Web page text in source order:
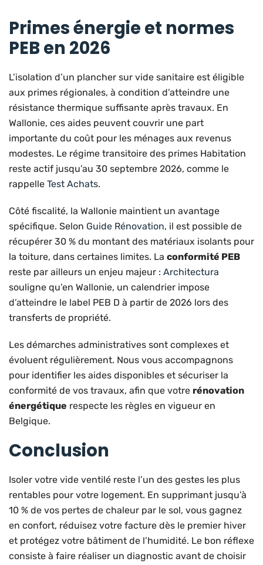
Primes énergie et normes
PEB en 2026
L’isolation d’un plancher sur vide sanitaire est éligible
aux primes régionales, à condition d’atteindre une
résistance thermique suffisante après travaux. En
Wallonie, ces aides peuvent couvrir une part
importante du coût pour les ménages aux revenus
modestes. Le régime transitoire des primes Habitation
reste actif jusqu’au 30 septembre 2026, comme le
rappelle Test Achats.
Côté fiscalité, la Wallonie maintient un avantage
spécifique. Selon Guide Rénovation, il est possible de
récupérer 30 % du montant des matériaux isolants pour
la toiture, dans certaines limites. La conformité PEB
reste par ailleurs un enjeu majeur : Architectura
souligne qu’en Wallonie, un calendrier impose
d’atteindre le label PEB D à partir de 2026 lors des
transferts de propriété.
Les démarches administratives sont complexes et
évoluent régulièrement. Nous vous accompagnons
pour identifier les aides disponibles et sécuriser la
conformité de vos travaux, afin que votre rénovation
énergétique respecte les règles en vigueur en
Belgique.
Conclusion
Isoler votre vide ventilé reste l’un des gestes les plus
rentables pour votre logement. En supprimant jusqu’à
10 % de vos pertes de chaleur par le sol, vous gagnez
en confort, réduisez votre facture dès le premier hiver
et protégez votre bâtiment de l’humidité. Le bon réflexe
consiste à faire réaliser un diagnostic avant de choisir